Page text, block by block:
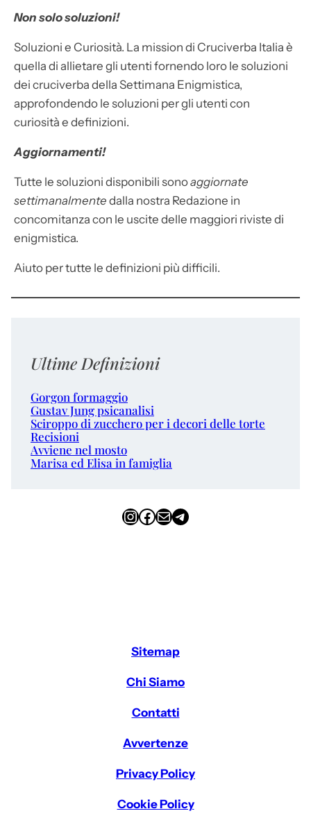
Non solo soluzioni!
Soluzioni e Curiosità. La mission di Cruciverba Italia è
quella di allietare gli utenti fornendo loro le soluzioni
dei cruciverba della Settimana Enigmistica,
approfondendo le soluzioni per gli utenti con
curiosità e definizioni.
Aggiornamenti!
Tutte le soluzioni disponibili sonoaggiornate
settimanalmente dalla nostra Redazione in
concomitanza con le uscite delle maggiori riviste di
enigmistica.
Aiuto per tutte le definizioni più difficili.
Ultime Definizioni
Gorgon formaggio
Gustav Jung psicanalisi
Sciroppo di zucchero per i decori delle torte
Recisioni
Avviene nel mosto
Marisa ed Elisa in famiglia
InstagramFacebook Email Telegram
Sitemap
Chi Siamo
Contatti
Avvertenze
Privacy Policy
Cookie Policy